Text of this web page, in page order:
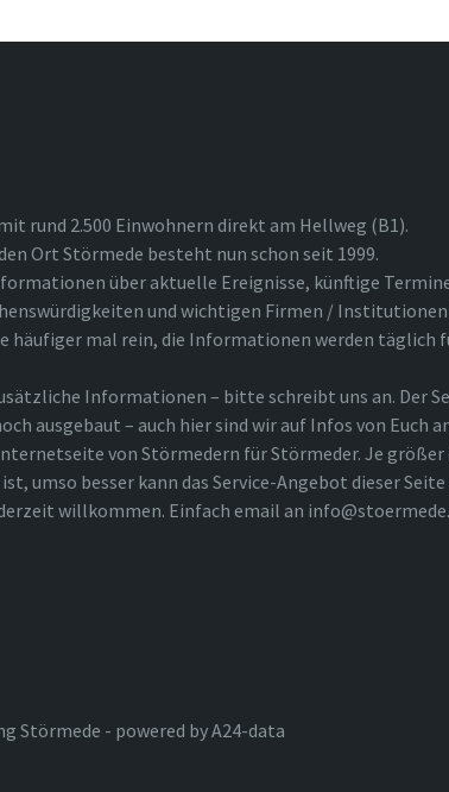
rund 2.500 Einwohnern direkt am Hellweg (B1).
Ort Störmede besteht nun schon seit 1999.
über aktuelle Ereignisse, künftige
und wichtigen Firmen / Institutionen
häufiger mal rein, die Informationen werden täglich
Informationen – bitte schreibt uns an. Der
ausgebaut – auch hier sind wir auf Infos von Euch
von Störmedern für Störmeder. Je größer
umso besser kann das Service-Angebot dieser Seite
willkommen. Einfach email an
Störmede - powered by A24-data